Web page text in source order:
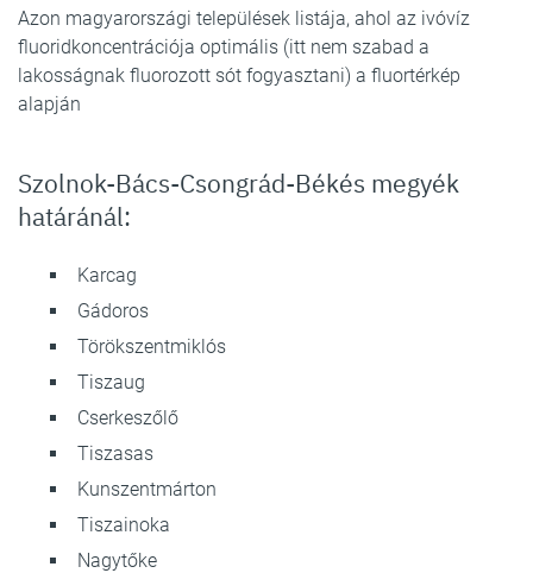
Azon magyarországi települések listája, ahol az ivóvíz
fluoridkoncentrációja optimális (itt nem szabad a
lakosságnak fluorozott sót fogyasztani) a fluortérkép
alapján
Szolnok-Bács-Csongrád-Békés megyék
határánál:
Karcag
Gádoros
Törökszentmiklós
Tiszaug
Cserkeszőlő
Tiszasas
Kunszentmárton
Tiszainoka
Nagytőke